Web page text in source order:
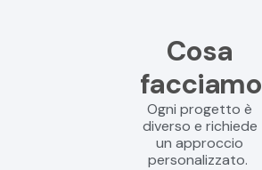
Cosa
facciamo
Ogni progetto è
diverso e richiede
un approccio
personalizzato.